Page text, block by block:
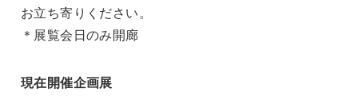
お立ち寄りください。
＊展覧会日のみ開廊
現在開催企画展